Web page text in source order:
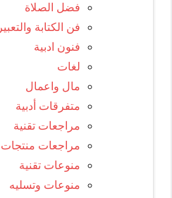
فضل الصلاة
فن الكتابة والتعبير
فنون ادبية
لغات
مال واعمال
متفرقات أدبية
مراجعات تقنية
مراجعات منتجات
منوعات تقنية
منوعات وتسليه